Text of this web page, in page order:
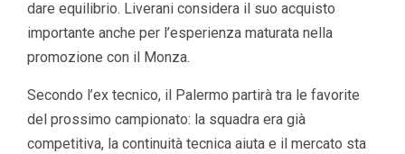
dare equilibrio. Liverani considera il suo acquisto
importante anche per l’esperienza maturata nella
promozione con il Monza.
Secondo l’ex tecnico, il Palermo partirà tra le favorite
del prossimo campionato: la squadra era già
competitiva, la continuità tecnica aiuta e il mercato sta